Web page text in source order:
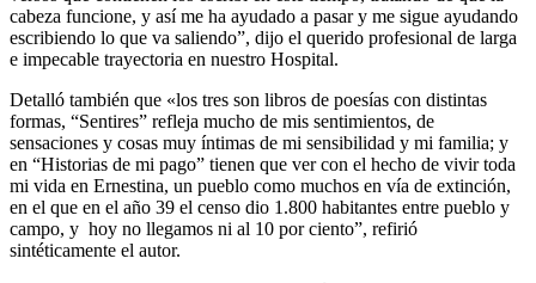
cabeza funcione, y así me ha ayudado a pasar y me sigue ayudando
escribiendo lo que va saliendo”, dijo el querido profesional de larga
e impecable trayectoria en nuestro Hospital.
Detalló también que «los tres son libros de poesías con distintas
formas, “Sentires” refleja mucho de mis sentimientos, de
sensaciones y cosas muy íntimas de mi sensibilidad y mi familia; y
en “Historias de mi pago” tienen que ver con el hecho de vivir toda
mi vida en Ernestina, un pueblo como muchos en vía de extinción,
en el que en el año 39 el censo dio 1.800 habitantes entre pueblo y
campo, y hoy no llegamos ni al 10 por ciento”, refirió
sintéticamente el autor.